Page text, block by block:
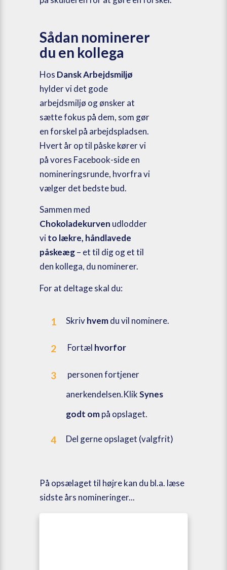
Sådan nominerer
du en kollega
Hos Dansk Arbejdsmiljø
hylder vi det gode
arbejdsmiljø og ønsker at
sætte fokus på dem, som gør
en forskel på arbejdspladsen.
Hvert år op til påske kører vi
på vores Facebook-side en
nomineringsrunde, hvorfra vi
vælger det bedste bud.
Sammen med
Chokoladekurven udlodder
vito lækre, håndlavede
påskeæg– et til dig og et til
den kollega, du nominerer.
For at deltage skal du:
1 Skrivhvemdu vil nominere.
2 Fortæl hvorfor
3
personen fortjener
anerkendelsen.KlikSynes
godt ompå opslaget.
4 Del gerne opslaget (valgfrit)
På opsælaget til højre kan du bl.a. læse
sidste års nomineringer...